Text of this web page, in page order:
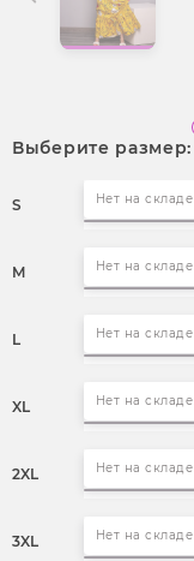
Выберите размер:
S Нет на складе
M Нет на складе
L Нет на складе
XL Нет на складе
2XL Нет на складе
3XL Нет на складе